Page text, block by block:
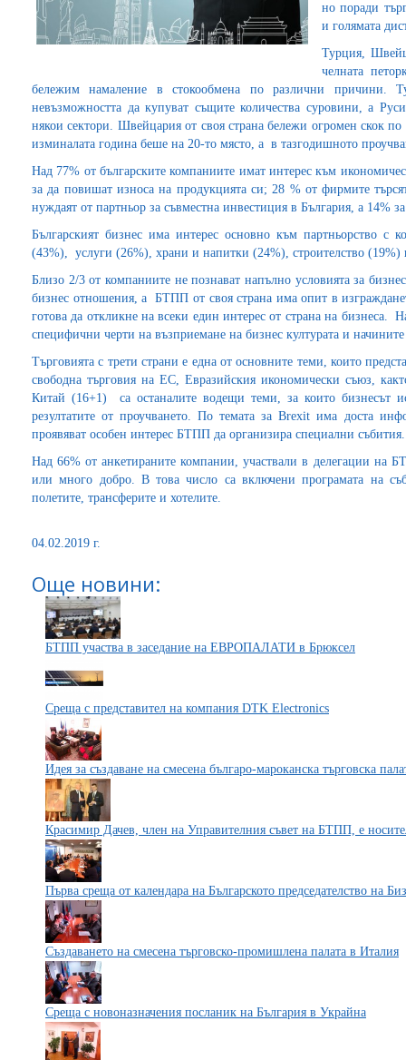
но поради
и голямата
Турция,
челната
бележим намаление в стокообмена по различни причини.
невъзможността да купуват същите количества суровини, а
някои сектори. Швейцария от своя страна бележи огромен скок
изминалата година беше на 20-то място, а в тазгодишното
Над 77% от българските компаниите имат интерес към
за да повишат износа на продукцията си; 28 % от фирмите
нуждаят от партньор за съвместна инвестиция в България, а 14%
Българският бизнес има интерес основно към партньорство
(43%), услуги (26%), храни и напитки (24%), строителство (19%)
Близо 2/3 от компаниите не познават напълно условията за
бизнес отношения, а БТПП от своя страна има опит в
готова да откликне на всеки един интерес от страна на бизнеса.
специфични черти на възприемане на бизнес културата и
Търговията с трети страни е една от основните теми, които
свободна търговия на ЕС, Евразийския икономически съюз,
Китай (16+1) са останалите водещи теми, за които бизнесът
резултатите от проучването. По темата за Brexit има доста
проявяват особен интерес БТПП да организира специални събития.
Над 66% от анкетираните компании, участвали в делегации на
или много добро. В това число са включени програмата на
полетите, трансферите и хотелите.
04.02.2019 г.
Още новини:
БТПП участва в заседание на ЕВРОПАЛАТИ в Брюксел
Среща с представител на компания DTK Electronics
Идея за създаване на смесена българо-мароканска търговска
Красимир Дачев, член на Управителния съвет на БТПП, е
Първа среща от календара на Българското председателство на
Създаването на смесена търговско-промишлена палата в Италия
Среща с новоназначения посланик на България в Украйна